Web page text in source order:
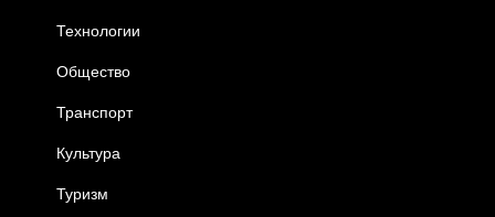
Технологии
Общество
Транспорт
Культура
Туризм